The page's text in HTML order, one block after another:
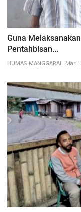
Guna
Pentahbisan...
HUMAS MANGGARAI Mar